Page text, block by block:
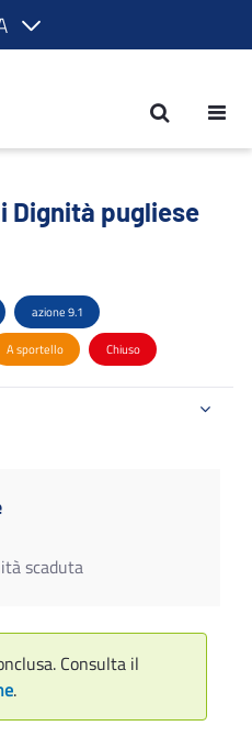
Dignità pugliese
Dignità pugliese
azione 9.1
A sportello Chiuso
scaduta
Consulta il
.